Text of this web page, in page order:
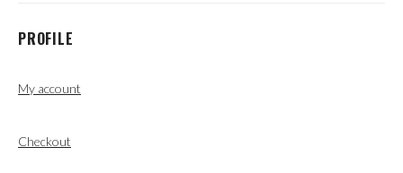
PROFILE
My account
Checkout